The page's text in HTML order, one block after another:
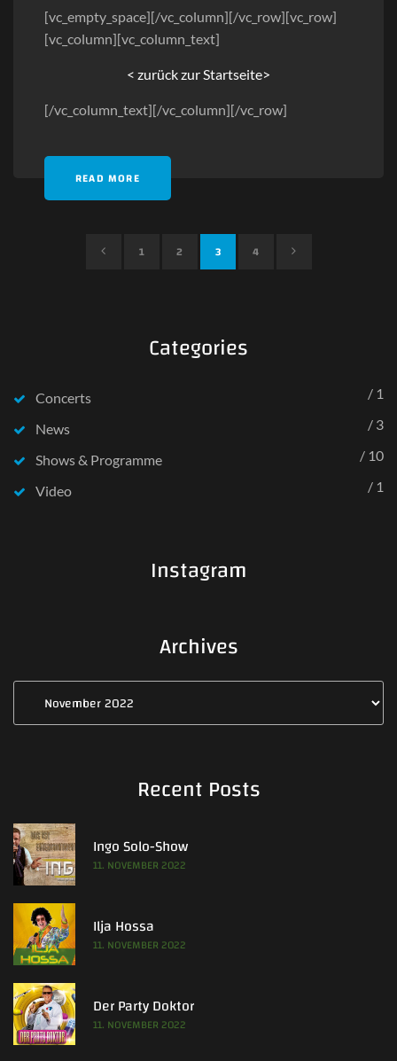
[vc_empty_space][/vc_column][/vc_row][vc_row]
[vc_column][vc_column_text]
< zurück zur Startseite>
[/vc_column_text][/vc_column][/vc_row]
READ MORE
1 2 3 4
Categories
Concerts / 1
News / 3
Shows & Programme / 10
Video / 1
Instagram
Archives
Recent Posts
Ingo Solo-Show
11. NOVEMBER 2022
Ilja Hossa
11. NOVEMBER 2022
Der Party Doktor
11. NOVEMBER 2022